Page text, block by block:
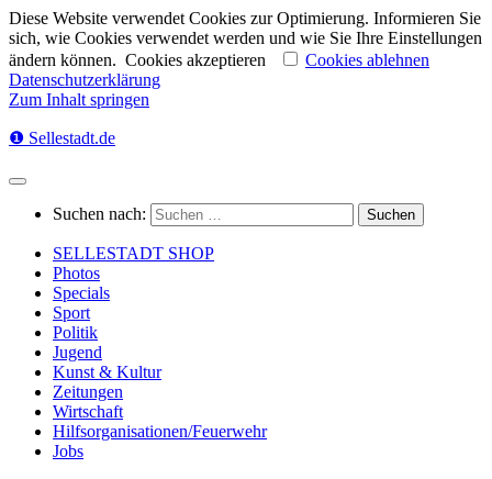
Diese Website verwendet Cookies zur Optimierung. Informieren Sie
sich, wie Cookies verwendet werden und wie Sie Ihre Einstellungen
ändern können. Cookies akzeptieren
Cookies ablehnen
Datenschutzerklärung
Zum Inhalt springen
❶ Sellestadt.de
Suchen nach:
SELLESTADT SHOP
Photos
Specials
Sport
Politik
Jugend
Kunst & Kultur
Zeitungen
Wirtschaft
Hilfsorganisationen/Feuerwehr
Jobs